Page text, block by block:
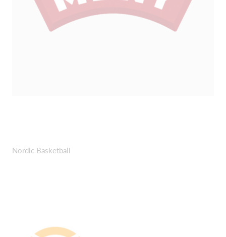
Nordic Basketball